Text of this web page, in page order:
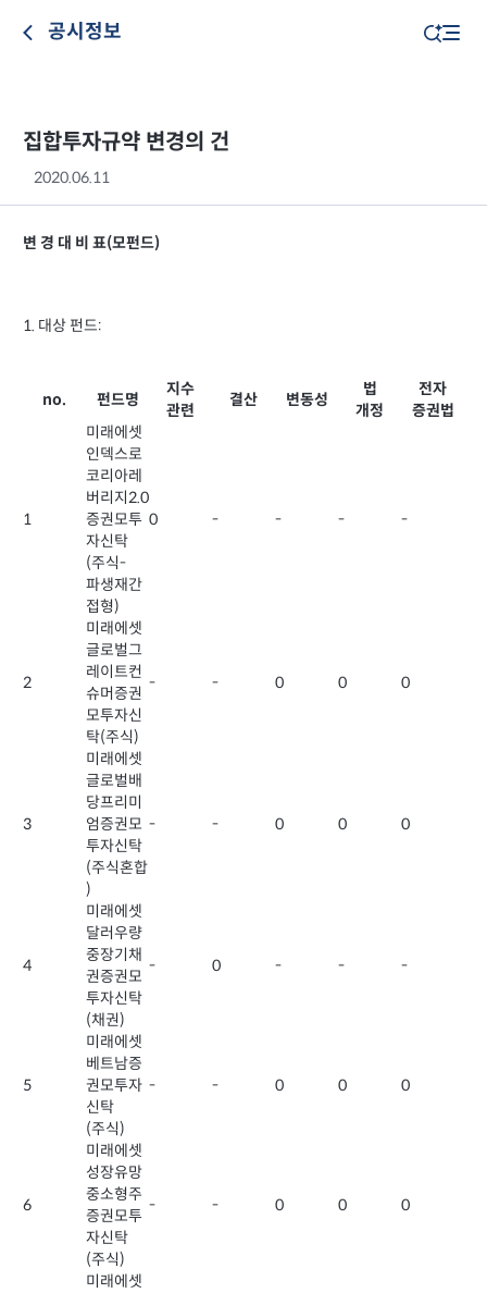
공시정보
집합투자규약 변경의 건
2020.06.11
변 경 대 비 표(모펀드)
1. 대상 펀드:
no. 펀드명
지수
관련
결산 변동성
법
개정
전자
증권법
1
미래에셋
인덱스로
코리아레
버리지2.0
증권모투
자신탁
(주식-
파생재간
접형)
0 - - - -
2
미래에셋
글로벌그
레이트컨
슈머증권
모투자신
탁(주식)
- - 0 0 0
3
미래에셋
글로벌배
당프리미
엄증권모
투자신탁
(주식혼합
)
- - 0 0 0
4
미래에셋
달러우량
중장기채
권증권모
투자신탁
(채권)
- 0 - - -
5
미래에셋
베트남증
권모투자
신탁
(주식)
- - 0 0 0
6
미래에셋
성장유망
중소형주
증권모투
자신탁
(주식)
- - 0 0 0
미래에셋